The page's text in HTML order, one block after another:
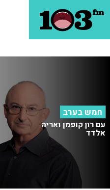
חמש בערב
עם רון קופמן ואריה
אלדד